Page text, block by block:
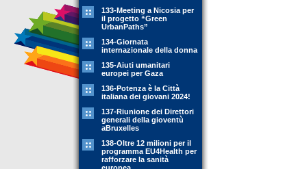
133-Meeting a Nicosia per
il progetto “Green
UrbanPaths”
134-Giornata
internazionale della donna
135-Aiuti umanitari
europei per Gaza
136-Potenza è la Città
italiana dei giovani 2024!
137-Riunione dei Direttori
generali della gioventù
aBruxelles
138-Oltre 12 milioni per il
programma EU4Health per
rafforzare la sanità